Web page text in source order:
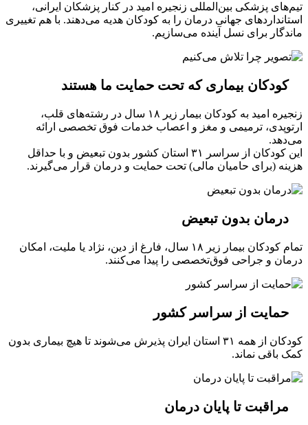
تیم‌های پزشکی بین‌المللی زنجیره امید در کنار پزشکان ایرانی،
استانداردهای جهانی درمان را به کودکان هدیه می‌دهند. با هم تغییری
ماندگار برای نسل آینده می‌سازیم.
کودکان بیماری که تحت حمایت ما هستند
زنجیره امید به کودکان بیمار زیر ۱۸ سال در رشته‌های قلب،
ارتوپدی، ترمیمی و مغز و اعصاب خدمات فوق تخصصی ارائه
می‌دهد.
این کودکان از سراسر ۳۱ استان کشور بدون تبعیض و با حداقل
هزینه (برای حامیان مالی) تحت حمایت و درمان قرار می‌گیرند.
درمان بدون تبعیض
تمام کودکان بیمار زیر ۱۸ سال، فارغ از دین، نژاد یا ملیت، امکان
درمان و جراحی فوق‌تخصصی را پیدا می‌کنند.
حمایت از سراسر کشور
کودکان از همه ۳۱ استان ایران پذیرش می‌شوند تا هیچ بیماری بدون
کمک باقی نماند.
مراقبت تا پایان درمان